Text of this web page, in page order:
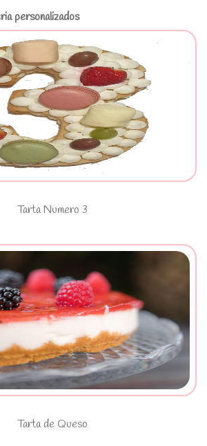
personalizados
Numero 3
Tarta Numero 3
de Queso
Tarta de Queso